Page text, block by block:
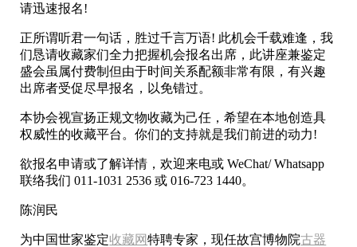
请迅速报名!
正所谓听君一句话，胜过千言万语! 此机会千载难逢，我
们恳请收藏家们全力把握机会报名出席，此讲座兼鉴定
盛会虽属付费制但由于时间关系配额非常有限，有兴趣
出席者受促尽早报名，以免错过。
本协会视宣扬正规文物收藏为己任，希望在本地创造具
权威性的收藏平台。你们的支持就是我们前进的动力!
欲报名申请或了解详情，欢迎来电或 WeChat/ Whatsapp
联络我们 011-1031 2536 或 016-723 1440。
陈润民
为中国世家鉴定收藏网特聘专家，现任故宫博物院古器